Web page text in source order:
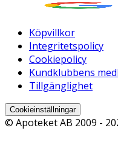
Köpvillkor
Integritetspolicy
Cookiepolicy
Kundklubbens
Tillgänglighet
Cookieinställningar
© Apoteket AB 2009 -